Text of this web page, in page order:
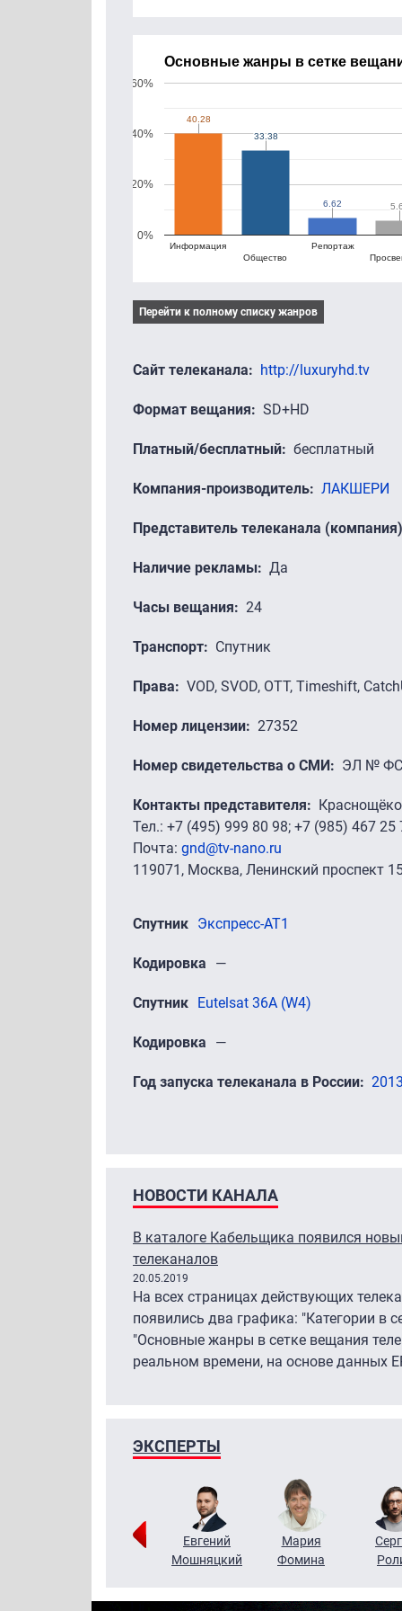
Основные жанры в сетке
Информация
Общество
Репортаж
0%
20%
40%
60%
40.28
40.28
33.38
33.38
6.62
6.62
Перейти к полному списку жанров
Сайт телеканала http://luxuryhd.tv
Формат вещания SD+HD
Платный/бесплатный бесплатный
Компания-производитель ЛАКШЕРИ
Представитель телеканала (компания)
Наличие рекламы Да
Часы вещания 24
Транспорт Спутник
Права VOD, SVOD, ОТТ, Timeshift,
Номер лицензии 27352
Номер свидетельства о СМИ ЭЛ №
Контакты представителя
Тел.: +7 (495) 999 80 98; +7 (985) 467 25
Почта: gnd@tv-nano.ru
119071, Москва, Ленинский проспект
Спутник Экспресс-АТ1
Кодировка —
Спутник Eutelsat 36A (W4)
Кодировка —
Год запуска телеканала в России 2013
НОВОСТИ КАНАЛА
В каталоге Кабельщика появился
телеканалов
20.05.2019
На всех страницах действующих
появились два графика: "Категории в
"Основные жанры в сетке вещания
реальном времени, на основе данных
ЭКСПЕРТЫ
Виктор
Евгений
Мошняцкий
Мария
Фомина